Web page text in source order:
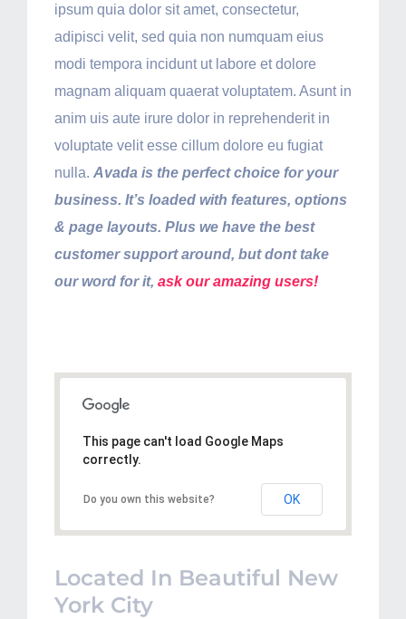
ipsum quia dolor sit amet, consectetur,
adipisci velit, sed quia non numquam eius
modi tempora incidunt ut labore et dolore
magnam aliquam quaerat voluptatem. Asunt in
anim uis aute irure dolor in reprehenderit in
voluptate velit esse cillum dolore eu fugiat
nulla. Avada is the perfect choice for your
business. It’s loaded with features, options
& page layouts. Plus we have the best
customer support around, but dont take
our word for it, ask our amazing users!
This page can't load Google Maps
correctly.
Do you own this website? OK
Located In Beautiful New
York City